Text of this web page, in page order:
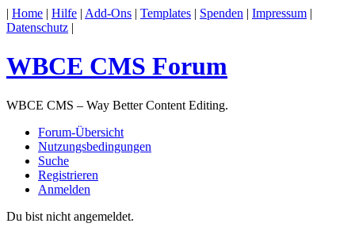
| Home | Hilfe | Add-Ons | Templates | Spenden | Impressum |
Datenschutz |
WBCE CMS Forum
WBCE CMS – Way Better Content Editing.
Forum-Übersicht
Nutzungsbedingungen
Suche
Registrieren
Anmelden
Du bist nicht angemeldet.